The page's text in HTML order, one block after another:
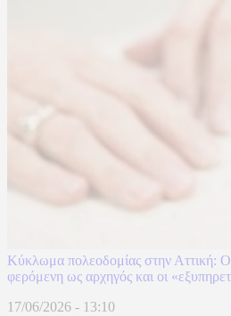
Κύκλωμα πολεοδομίας στην Αττική:
φερόμενη ως αρχηγός και οι
17/06/2026 - 13:10